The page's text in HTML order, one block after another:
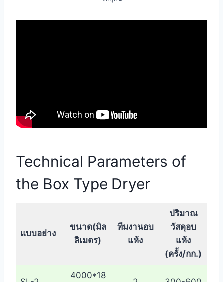
Technical Parameters of
the Box Type Dryer
แบบอย่าง
ขนาด(มิล
ลิเมตร)
ทีมงานอบ
แห้ง
ปริมาณ
วัสดุอบ
แห้ง
(ครั้ง/กก.)
4000*18